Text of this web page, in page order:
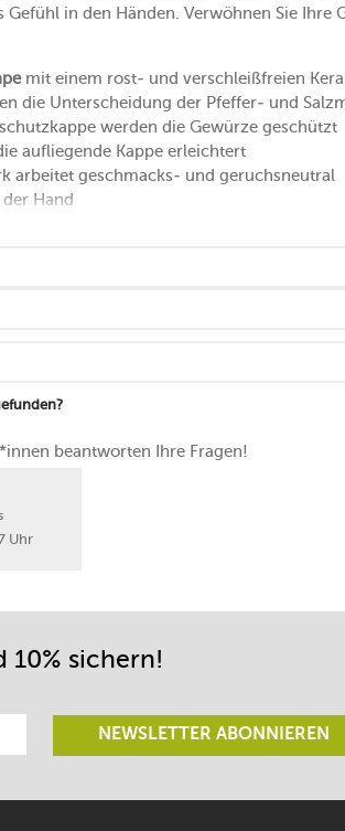
in den Händen. Verwöhnen Sie Ihre
mit einem rost- und verschleißfreien
die Unterscheidung der Pfeffer- und
werden die Gewürze geschützt
aufliegende Kappe erleichtert
arbeitet geschmacks- und geruchsneutral
Hand
das Mahlwerk
beantworten Ihre Fragen!
Uhr
sichern!
NEWSLETTER ABONNIEREN